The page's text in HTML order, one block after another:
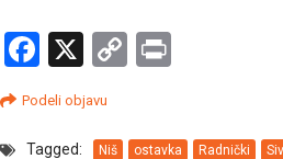
Facebook
X
Copy
Podeli objavu
Tagged: Niš ostavka Radnički